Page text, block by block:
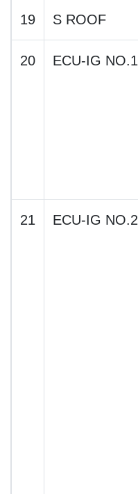
19 S ROOF
20 ECU-IG NO.1
21 ECU-IG NO.2